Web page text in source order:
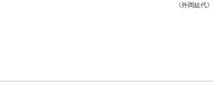
《外岡紘代》